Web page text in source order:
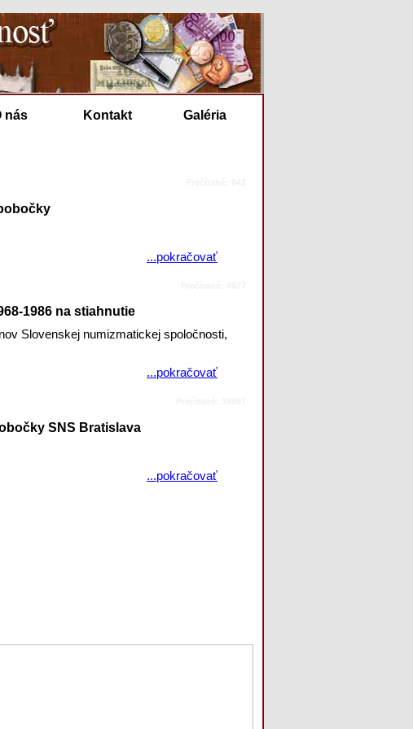
nás Kontakt Galéria
...pokračovať
1986 na stiahnutie
Slovenskej numizmatickej spoločnosti,
...pokračovať
SNS Bratislava
...pokračovať